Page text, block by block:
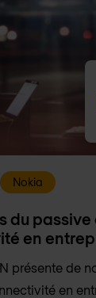
Nokia
du passive
en
présente de
en